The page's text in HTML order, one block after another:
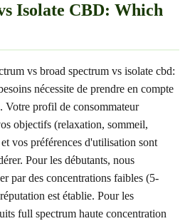
Isolate CBD: Which
vs broad spectrum vs isolate cbd:
nécessite de prendre en compte
Votre profil de consommateur
objectifs (relaxation, sommeil,
vos préférences d'utilisation sont
Pour les débutants, nous
par des concentrations faibles (5-
est établie. Pour les
full spectrum haute concentration